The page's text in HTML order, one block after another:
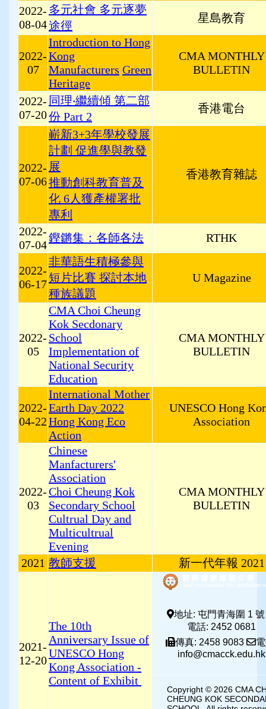
2022-
08-04
多元社會 多元逐夢
途徑
星島教育
2022-
07
Introduction to Hong
Kong
Manufacturers Green
Heritage
CMA MONTHLY
BULLETIN
2022-
07-20
同理‧繼續傾 第二部
份 Part 2
香港電台
2022-
07-06
嶄新3+3年學校發展
計劃 促進學與教發
展
推動創科教育普及
化 6人獲產權署批
專利
香港教育雜誌
2022-
07-04
鏗鏘集：各師各法 RTHK
2022-
06-17
非華語生積極參與
短片比賽 探討本地
種族議題
U Magazine
2022-
05
CMA Choi Cheung
Kok Secdonary
School
Implementation of
National Security
Education
CMA MONTHLY
BULLETIN
2022-
04-22
International Mother
Earth Day 2022
Hong Kong Eco
Action
UNESCO Hong
Association
2022-
03
Chinese
Manfacturers'
Association
Choi Cheung Kok
Secondary School
Cultrual Day and
Multicultrual
Evening
CMA MONTHLY
BULLETIN
2021 教師支援 新一代年報 2021
2021-
12-20
The 10th
Anniversary Issue of
UNESCO Hong
Kong Association -
Content of Exhibit
地址: 屯門青海圍 1 號
電話: 2452 0681
傳真: 2458 9083
info@cmacck.edu.hk
Copyright © 2026 CMA
CHEUNG KOK